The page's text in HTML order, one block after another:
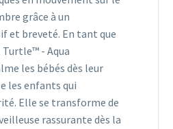
grâce à un
et breveté. En tant que
- Aqua
les bébés dès leur
les enfants qui
Elle se transforme de
rassurante dès la